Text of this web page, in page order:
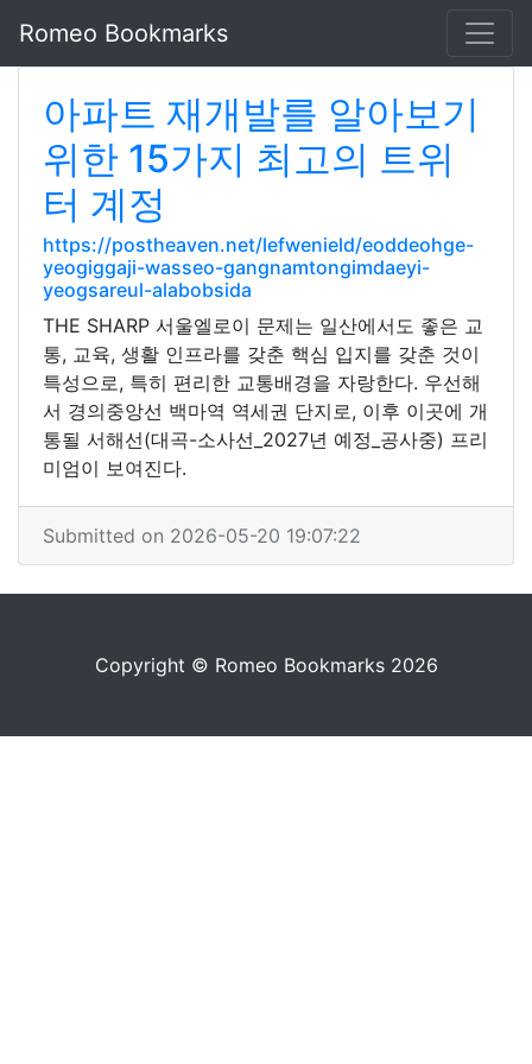
Romeo Bookmarks
아파트 재개발를 알아보기
위한 15가지 최고의 트위
터 계정
https://postheaven.net/lefwenield/eoddeohge-
yeogiggaji-wasseo-gangnamtongimdaeyi-
yeogsareul-alabobsida
THE SHARP 서울엘로이 문제는 일산에서도 좋은 교
통, 교육, 생활 인프라를 갖춘 핵심 입지를 갖춘 것이
특성으로, 특히 편리한 교통배경을 자랑한다. 우선해
서 경의중앙선 백마역 역세권 단지로, 이후 이곳에 개
통될 서해선(대곡-소사선_2027년 예정_공사중) 프리
미엄이 보여진다.
Submitted on 2026-05-20 19:07:22
Copyright © Romeo Bookmarks 2026